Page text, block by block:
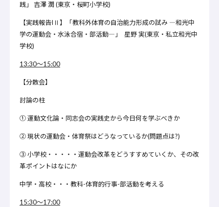
践」 吉澤 潤 (東京・桜町小学校)
【実践報告IⅡ】「教科外体育の自治能力形成の試み ―和光中
学の運動会・水泳合宿・部活動―」 星野 実(東京・私立和光中
学校)
13:30～15:00
【分散会】
討論の柱
① 運動文化論・同志会の実践史から今日何を学ぶべきか
② 現状の運動会・体育祭はどうなっているか(問題点は?)
③ 小学校・・・・・運動会改革をどうすすめていくか、その改
革ポイントはなにか
中学・高校・・・教科-体育的行事-部活動を考える
15:30～17:00